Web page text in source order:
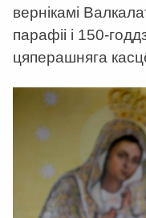
вернікамі
парафіі і 150-
цяперашняга